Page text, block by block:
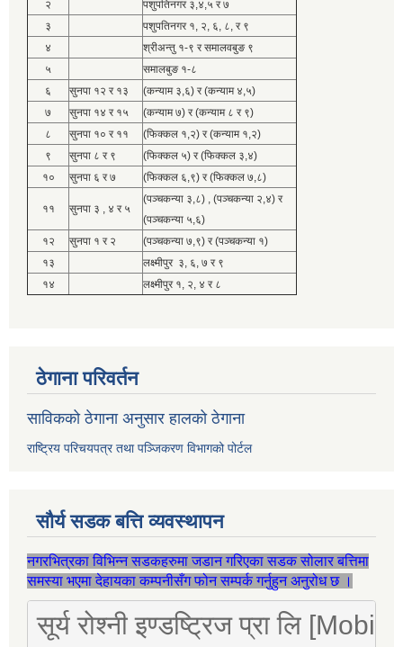
२
पशुपतिनगर ३,४,५ र ७
३
पशुपतिनगर १, २, ६, ८, र ९
४
श्रीअन्तु १-९ र समालवबुङ ९
५
समालबुङ १-८
६
सुनपा १२ र १३
(कन्याम ३,६) र (कन्याम ४,५)
७
सुनपा १४ र १५
(कन्याम ७) र (कन्याम ८ र ९)
८
सुनपा १० र ११
(फिक्कल १,२) र (कन्याम १,२)
९
सुनपा ८ र ९
(फिक्कल ५) र (फिक्कल ३,४)
१०
सुनपा ६ र ७ (फिक्कल ६,९) र (फिक्कल ७,८)
११ सुनपा ३ , ४ र ५
(पञ्चकन्या ३,८) , (पञ्चकन्या २,४) र
(पञ्चकन्या ५,६)
१२
सुनपा १ र २
(पञ्चकन्या ७,९) र (पञ्चकन्या १)
१३
लक्ष्मीपुर ३, ६, ७ र ९
१४
लक्ष्मीपुर १, २, ४ र ८
ठेगाना परिवर्तन
साविकको ठेगाना अनुसार हालको ठेगाना
राष्ट्रिय परिचयपत्र तथा पञ्जिकरण विभागको पोर्टल
सौर्य सडक बत्ति व्यवस्थापन
नगरभित्रका विभिन्न सडकहरुमा जडान गरिएका सडक सोलार बत्तिमा
समस्या भएमा देहायका कम्पनीसँग फोन सम्पर्क गर्नुहुन अनुरोध छ ।
सूर्य रोश्नी इण्डष्ट्रिज प्रा लि